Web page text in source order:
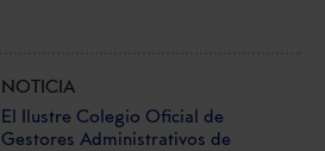
NOTICIA
El Ilustre Colegio Oficial de
Gestores Administrativos de